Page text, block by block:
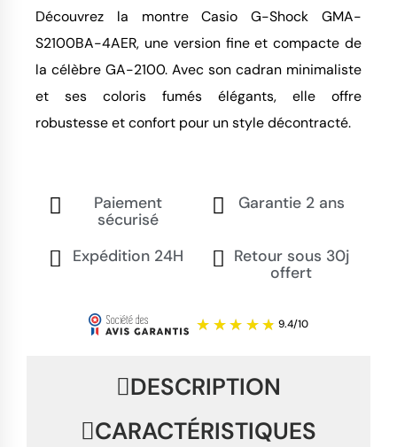
Découvrez la montre Casio G-Shock GMA-
S2100BA-4AER, une version fine et compacte de
la célèbre GA-2100. Avec son cadran minimaliste
et ses coloris fumés élégants, elle offre
robustesse et confort pour un style décontracté.
Paiement
sécurisé
Garantie 2 ans
Expédition 24H
Retour sous 30j
offert
DESCRIPTION
CARACTÉRISTIQUES